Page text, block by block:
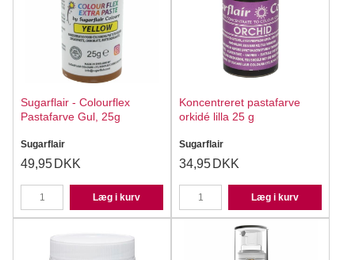
Sugarflair - Colourflex
Pastafarve Gul, 25g
Sugarflair
49,95 DKK
Læg i kurv
Koncentreret pastafarve
orkidé lilla 25 g
Sugarflair
34,95 DKK
Læg i kurv